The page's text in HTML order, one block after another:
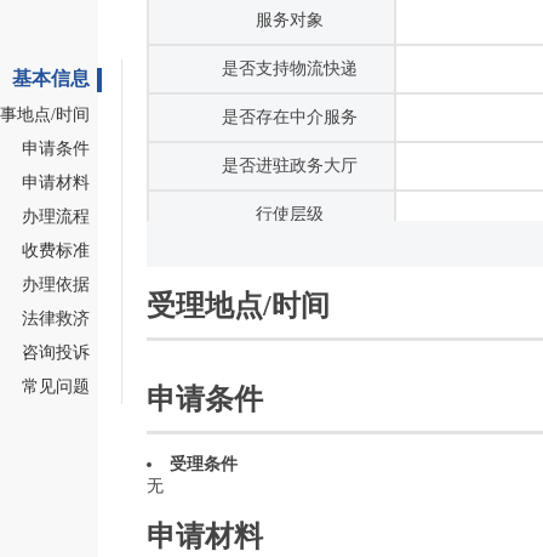
基本信息
地点/时间
申请条件
申请材料
办理流程
收费标准
办理依据
法律救济
咨询投诉
常见问题
服务对象
是否支持物流快递
是否存在中介服务
是否进驻政务大厅
行使层级
事项版本
到办事现场次数
材料邮寄收件人
受理地点/时间
申请条件
受理条件
无
申请材料